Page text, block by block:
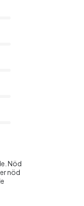
Nöd
nöd